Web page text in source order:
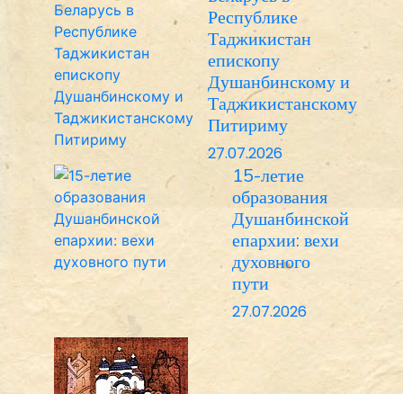
Республике
Таджикистан
епископу
Душанбинскому и
Таджикистанскому
Питириму
27.07.2026
15-летие
образования
Душанбинской
епархии: вехи
духовного
пути
27.07.2026